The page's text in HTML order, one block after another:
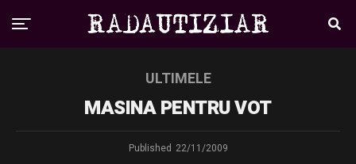
ULTIMELE
MASINA PENTRU VOT
Published 22/11/2009